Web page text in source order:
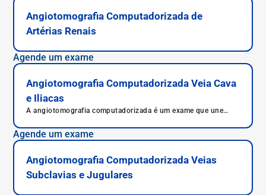
Angiotomografia Computadorizada de
Artérias Renais
Agende um exame
Angiotomografia Computadorizada Veia Cava
e Iliacas
A angiotomografia computadorizada é um exame que une
doenças do sistema circulatório. Fornece imagens com
precisão de placas de gordura ou cálcio no interior das veias
levar o sangue da cabeça, dos membros superiores, inferiores
e do abdômen de volta para o coração .
Agende um exame
Angiotomografia Computadorizada Veias
Subclavias e Jugulares